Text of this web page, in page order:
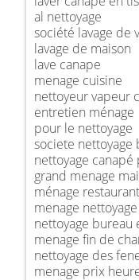
al nettoyage
société lavage de
lavage de maison
lave canape
menage cuisine
nettoyeur vapeur
entretien ménage
pour le nettoyage
societe nettoyage
nettoyage canapé
grand menage
ménage restaurant
menage nettoyage
nettoyage bureau
menage fin de
nettoyage des
menage prix